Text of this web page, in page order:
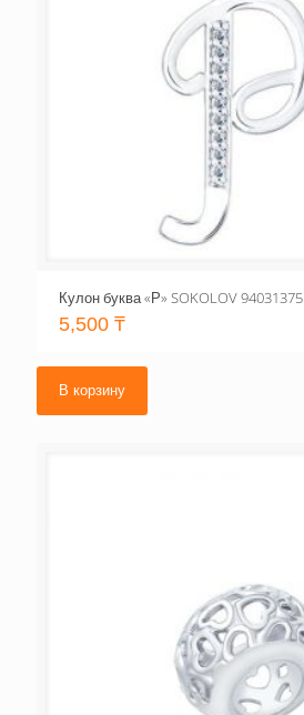
Кулон буква «Р» SOKOLOV 94031375
5,500 ₸
В корзину